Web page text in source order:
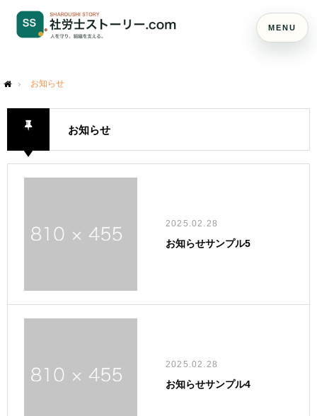
お知らせ
お知らせ
2025.02.28
お知らせサンプル5
2025.02.28
お知らせサンプル4
MENU